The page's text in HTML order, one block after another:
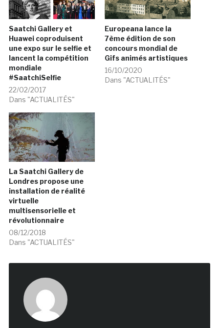
Saatchi Gallery et
Huawei coproduisent
une expo sur le selfie et
lancent la compétition
mondiale
#SaatchiSelfie
22/02/2017
Dans "ACTUALITÉS"
Europeana lance la
7ème édition de son
concours mondial de
Gifs animés artistiques
16/10/2020
Dans "ACTUALITÉS"
La Saatchi Gallery de
Londres propose une
installation de réalité
virtuelle
multisensorielle et
révolutionnaire
08/12/2018
Dans "ACTUALITÉS"